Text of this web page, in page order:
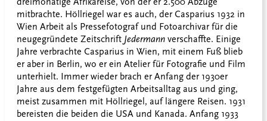
mitbrachte. Höllriegel war es auch, der Casparius 1932 in
Wien Arbeit als Pressefotograf und Fotoarchivar für die
neugegründete Zeitschrift Jedermann verschaffte. Einige
Jahre verbrachte Casparius in Wien, mit einem Fuß blieb
er aber in Berlin, wo er ein Atelier für Fotografie und Film
unterhielt. Immer wieder brach er Anfang der 1930er
Jahre aus dem festgefügten Arbeitsalltag aus und ging,
meist zusammen mit Höllriegel, auf längere Reisen. 1931
bereisten die beiden die USA und Kanada. Anfang 1933